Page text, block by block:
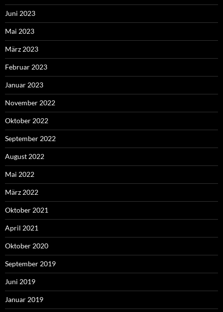
Juni 2023
Mai 2023
März 2023
Februar 2023
Januar 2023
November 2022
Oktober 2022
September 2022
August 2022
Mai 2022
März 2022
Oktober 2021
April 2021
Oktober 2020
September 2019
Juni 2019
Januar 2019